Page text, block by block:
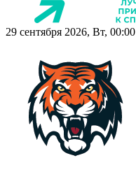
29 сентября 2026, Вт, 00:00